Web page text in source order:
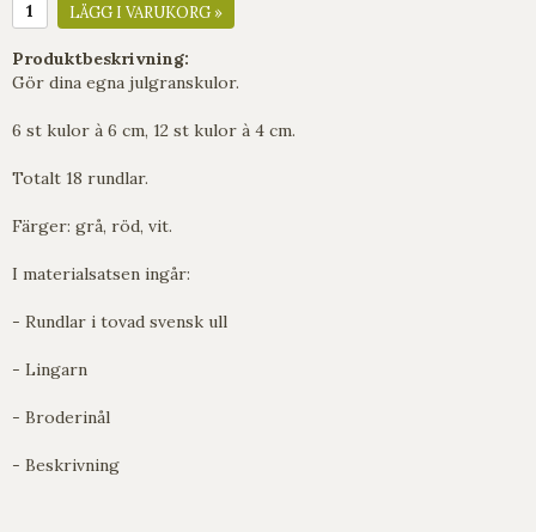
LÄGG I VARUKORG »
Produktbeskrivning:
Gör dina egna julgranskulor.
6 st kulor à 6 cm, 12 st kulor à 4 cm.
Totalt 18 rundlar.
Färger: grå, röd, vit.
I materialsatsen ingår:
- Rundlar i tovad svensk ull
- Lingarn
- Broderinål
- Beskrivning